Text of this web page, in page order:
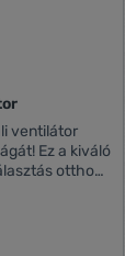
Ez a kiváló
otthona